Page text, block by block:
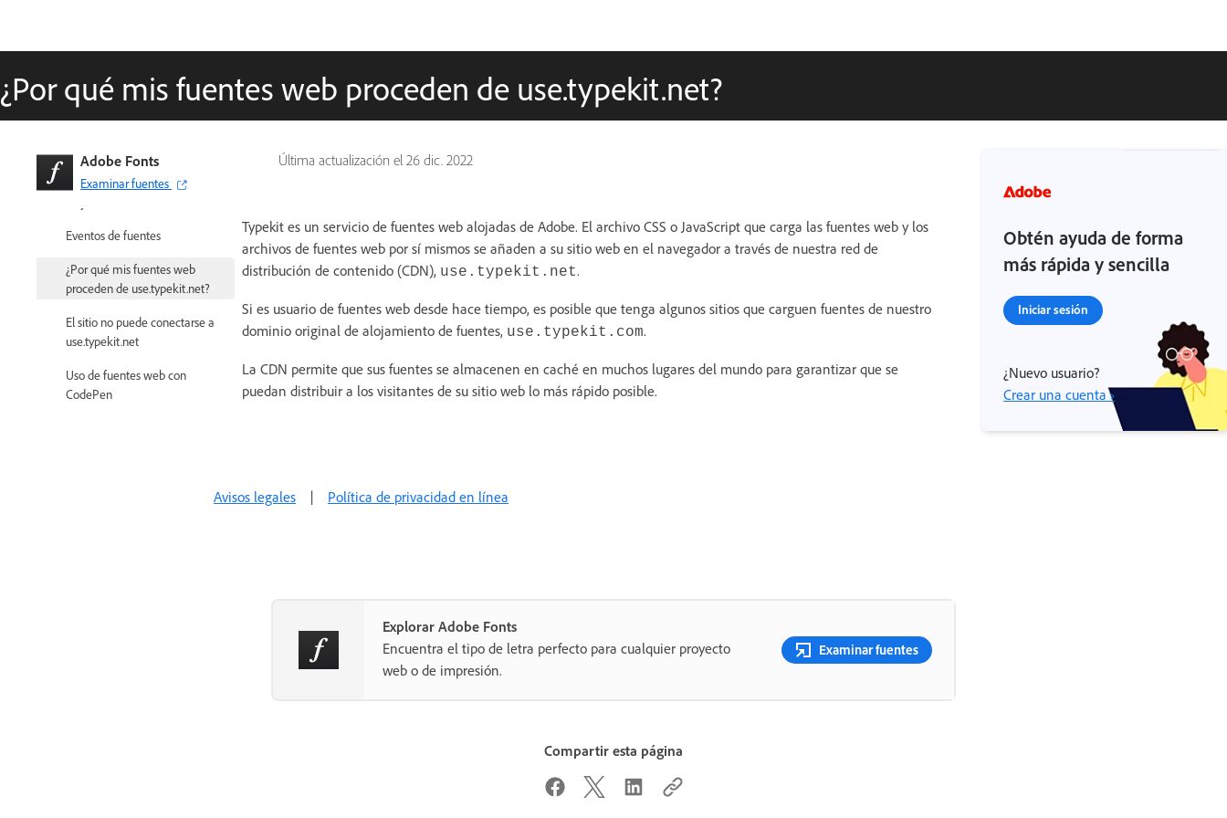
¿Por qué mis fuentes web proceden de use.typekit.net?
Última actualización el 26 dic. 2022
Adobe Fonts
Examinar fuentes
Personalizar el funcionamiento
de las fuentes web con los ajustes
Subconjuntos dinámicos y
Eventos de fuentes
¿Por qué mis fuentes web
proceden de use.typekit.net?
El sitio no puede conectarse a
use.typekit.net
Uso de fuentes web con
CodePen
Typekit es un servicio de fuentes web alojadas de Adobe. El archivo CSS o JavaScript que carga las fuentes web y los
archivos de fuentes web por sí mismos se añaden a su sitio web en el navegador a través de nuestra red de
distribución de contenido (CDN), use.typekit.net.
Si es usuario de fuentes web desde hace tiempo, es posible que tenga algunos sitios que carguen fuentes de nuestro
dominio original de alojamiento de fuentes, use.typekit.com.
La CDN permite que sus fuentes se almacenen en caché en muchos lugares del mundo para garantizar que se
puedan distribuir a los visitantes de su sitio web lo más rápido posible.
Obtén ayuda de forma
más rápida y sencilla
Iniciar sesión
¿Nuevo usuario?
Crear una cuenta ›
Avisos legales | Política de privacidad en línea
Explorar Adobe Fonts
Encuentra el tipo de letra perfecto para cualquier proyecto
web o de impresión.
Examinar fuentes
Compartir esta página